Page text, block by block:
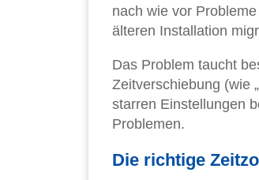
nach wie vor
älteren Installation
Das Problem taucht
Zeitverschiebung (wie
starren Einstellungen
Problemen.
Die richtige